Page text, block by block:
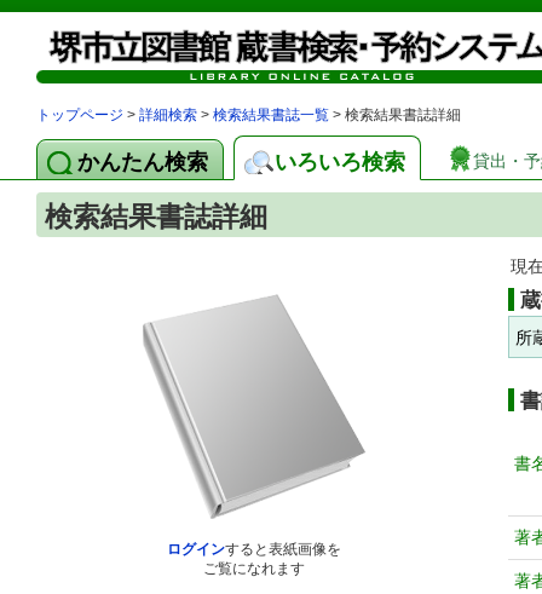
トップページ > 詳細検索 > 検索結果書誌一覧 > 検索結果書誌詳細
かんたん検索 いろいろ検索 貸出・
検索結果書誌詳細
ログインすると表紙画像を
ご覧になれます
現
所
書
著
著